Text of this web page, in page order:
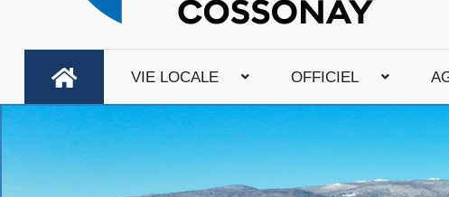
VIE LOCALE OFFICIEL